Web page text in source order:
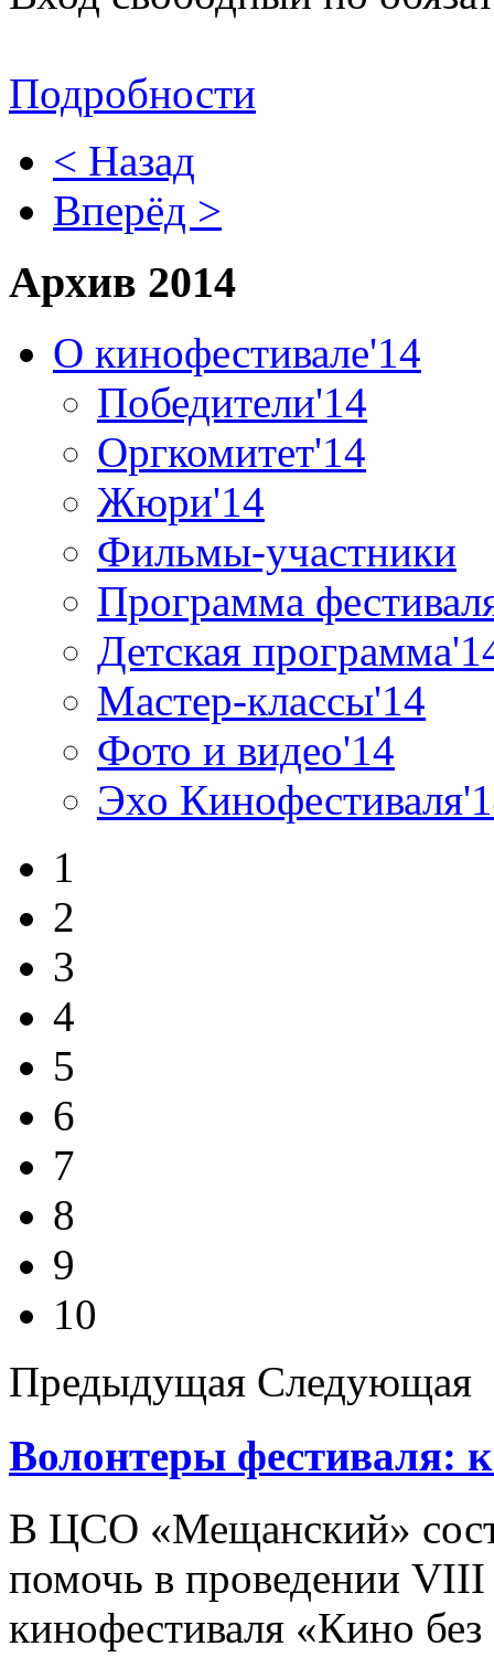
Подробности
< Назад
Вперёд >
Архив 2014
О кинофестивале'14
Победители'14
Оргкомитет'14
Жюри'14
Фильмы-участники
Программа
Детская
Мастер-классы'14
Фото и видео'14
Эхо
1
2
3
4
5
6
7
8
9
10
Предыдущая Следующая
Волонтеры фестиваля:
В ЦСО «Мещанский»
помочь в проведении
кинофестиваля «Кино